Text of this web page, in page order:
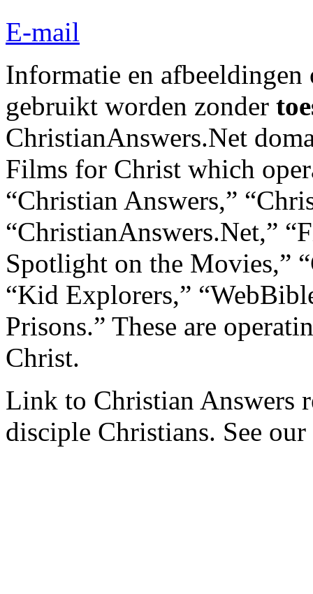
E-mail
Informatie en afbeeldingen
gebruikt worden zonder
ChristianAnswers.Net
Films for Christ which
“Christian Answers,”
“ChristianAnswers.Net,”
Spotlight on the Movies,”
“Kid Explorers,”
Prisons.” These are
Christ.
Link to Christian Answers
disciple Christians. See